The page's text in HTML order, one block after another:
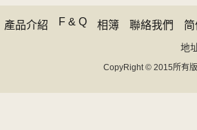
產品介紹 F & Q 相簿 聯絡我們
地
CopyRight © 2015所有